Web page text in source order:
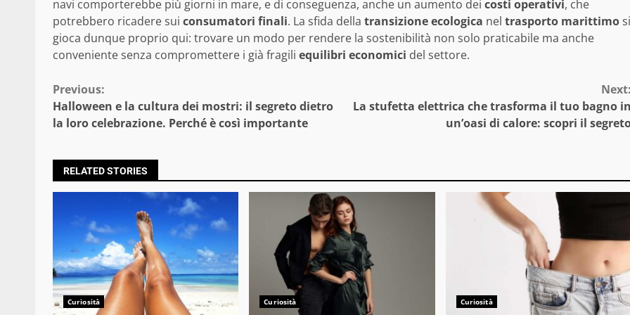
navi comporterebbe più giorni in mare, e di conseguenza, anche un aumento dei costi operativi, che
potrebbero ricadere sui consumatori finali. La sfida della transizione ecologica nel trasporto marittimosi
gioca dunque proprio qui: trovare un modo per rendere la sostenibilità non solo praticabile ma anche
conveniente senza compromettere i già fragili equilibri economici del settore.
Continue
Reading
Previous:
Halloween e la cultura dei mostri: il segreto dietro
la loro celebrazione. Perché è così importante
Next:
La stufetta elettrica che trasforma il tuo bagno in
un’oasi di calore: scopri il
RELATED STORIES
Curiosità Curiosità Curiosità